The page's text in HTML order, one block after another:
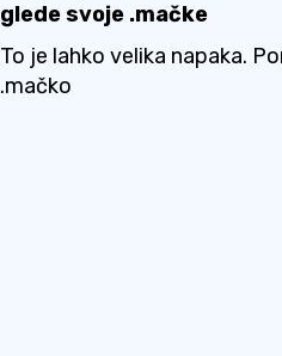
glede svoje .mačke
To je lahko velika napaka.
.mačko